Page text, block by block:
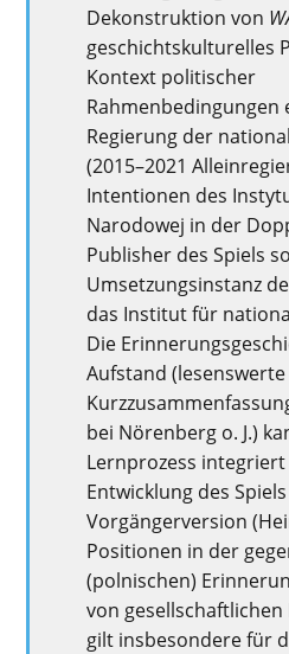
Dekonstruktion von
geschichtskulturelles
Kontext politischer
Rahmenbedingungen
Regierung der
(2015–2021
Intentionen des
Narodowej in der
Publisher des Spiels
Umsetzungsinstanz
das Institut für
Die
Aufstand (lesenswerte
bei Nörenberg o. J.)
Lernprozess
Entwicklung des
Vorgängerversion
Positionen in der
(polnischen)
von
gilt insbesonderefür